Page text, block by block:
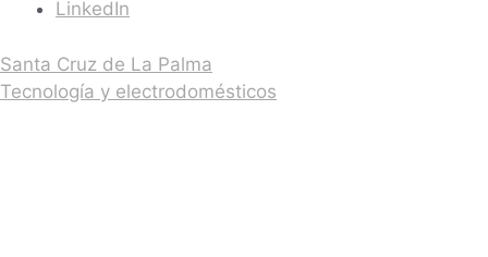
LinkedIn
Santa Cruz de La Palma
Tecnología y electrodomésticos